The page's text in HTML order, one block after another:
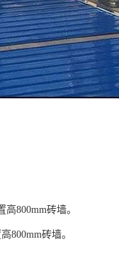
800mm砖墙。
800mm砖墙。